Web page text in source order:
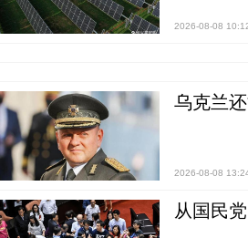
2026-08-08
乌克兰
2026-08-08
从国民